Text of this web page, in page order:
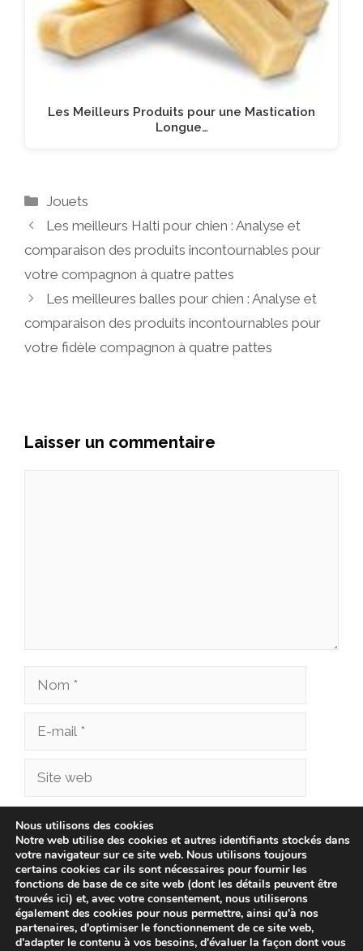
Les Meilleurs Produits pour une Mastication
Longue…
Catégories
Jouets
Les meilleurs Halti pour chien : Analyse et
comparaison des produits incontournables pour
votre compagnon à quatre pattes
Les meilleures balles pour chien : Analyse et
comparaison des produits incontournables pour
votre fidèle compagnon à quatre pattes
Laisser un commentaire
Nom
Site
Enregistrer mon nom, mon e-mail et mon site
dans le navigateur pour mon prochain
commentaire.
Nous utilisons des cookies
Notre web utilise des cookies et autres identifiants stockés dans
votre navigateur sur ce site web. Nous utilisons toujours
certains cookies car ils sont nécessaires pour fournir les
fonctions de base de ce site web (dont les détails peuvent être
trouvés ici) et, avec votre consentement, nous utiliserons
également des cookies pour nous permettre, ainsi qu'à nos
partenaires, d'optimiser le fonctionnement de ce site web,
d'adapter le contenu à vos besoins, d'évaluer la façon dont vous